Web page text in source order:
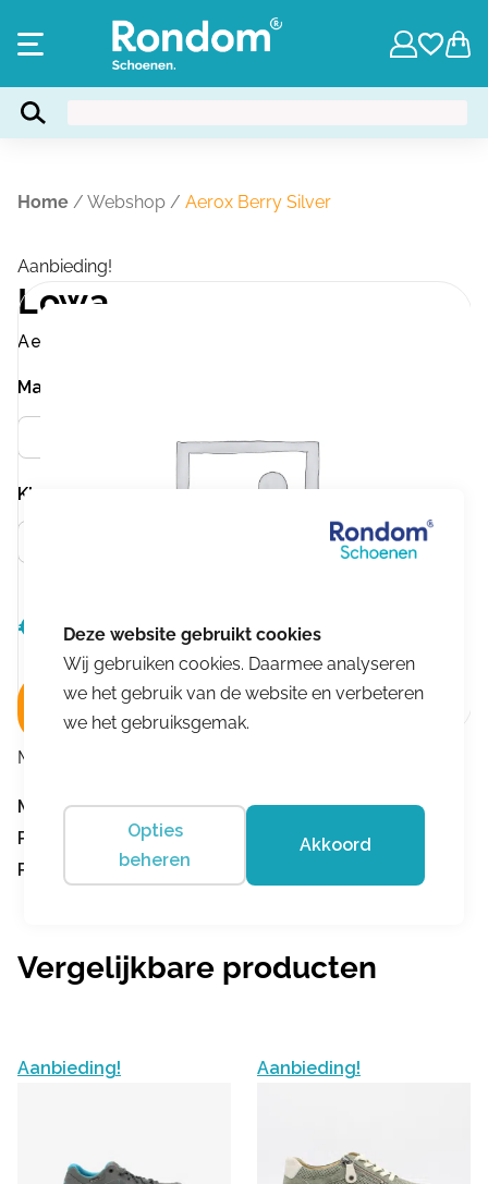
Home / Webshop / Aerox Berry Silver
Aanbieding!
Lowa
Aerox Berry Silver
Kleur
Maat
€ 184,95Oorspronkelijke
prijs
was:
€184,95.
€138,71Huidige
prijs
is:
€138,71.
Merk:
Merk: Lowa
Product nummer:3791
Product omschrijving:
Vergelijkbare producten
Aanbieding! Aanbieding!
Wij gebruiken cookies. Daarmee analyseren
we het gebruik van de website en verbeteren
we het gebruiksgemak.
Opties
beheren
Akkoord